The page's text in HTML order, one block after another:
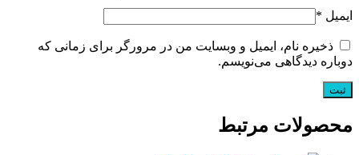
ایمیل *
ذخیره نام، ایمیل و وبسایت من در مرورگر برای زمانی که
دوباره دیدگاهی می‌نویسم.
محصولات مرتبط